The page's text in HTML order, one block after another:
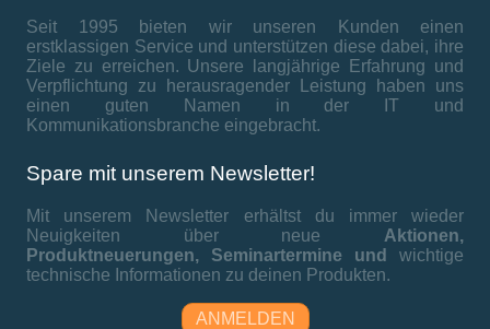
Seit 1995 bieten wir unseren Kunden einen
erstklassigen Service und unterstützen diese dabei, ihre
Ziele zu erreichen. Unsere langjährige Erfahrung und
Verpflichtung zu herausragender Leistung haben uns
einen guten Namen in der IT und
Kommunikationsbranche eingebracht.
Spare mit unserem Newsletter!
Mit unserem Newsletter erhältst du immer wieder
Neuigkeiten über neue Aktionen,
Produktneuerungen, Seminartermine und wichtige
technische Informationen zu deinen Produkten.
ANMELDEN